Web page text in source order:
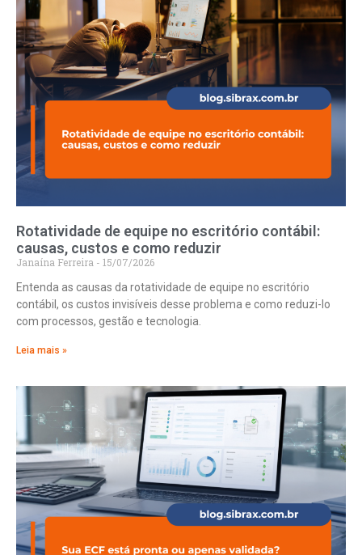
Rotatividade de equipe no escritório contábil:
causas, custos e como reduzir
Janaína Ferreira
15/07/2026
Entenda as causas da rotatividade de equipe no escritório
contábil, os custos invisíveis desse problema e como reduzi-lo
com processos, gestão e tecnologia.
Leia mais »